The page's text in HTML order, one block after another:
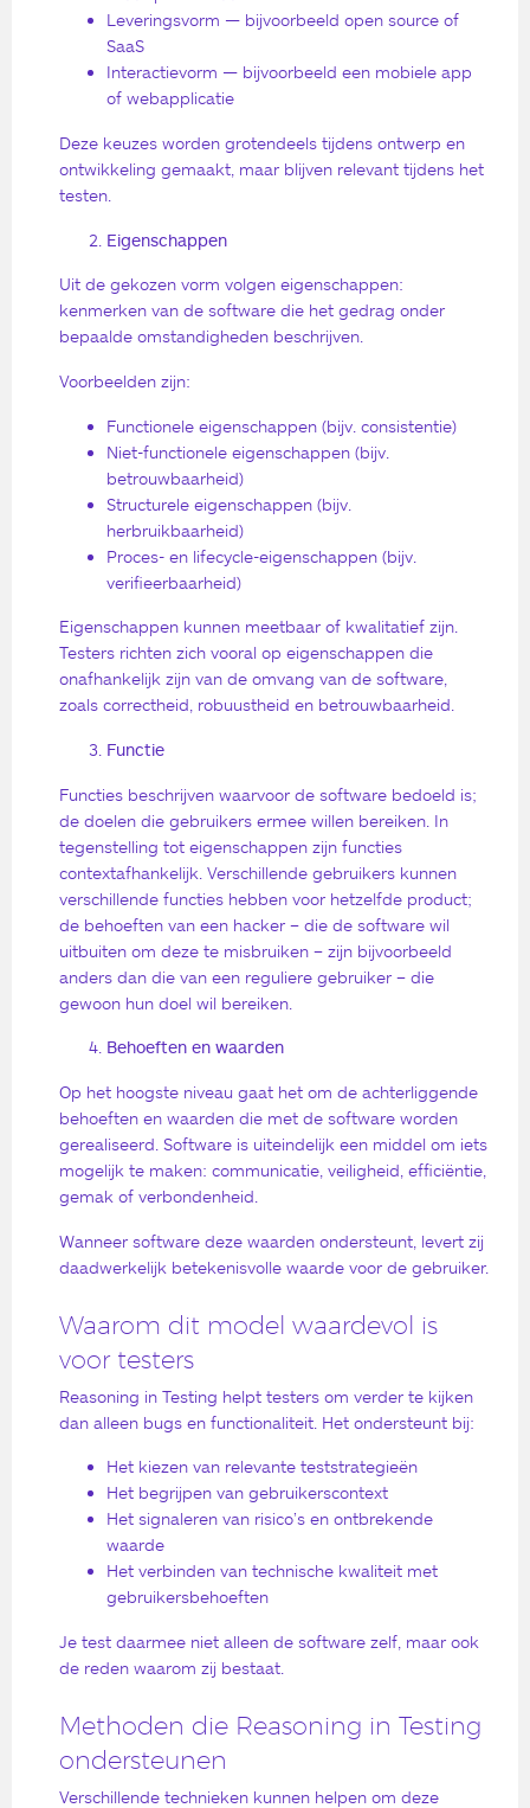
Leveringsvorm — bijvoorbeeld open source of
SaaS
Interactievorm — bijvoorbeeld een mobiele app
of webapplicatie
Deze keuzes worden grotendeels tijdens ontwerp en
ontwikkeling gemaakt, maar blijven relevant tijdens het
testen.
Eigenschappen
Uit de gekozen vorm volgen eigenschappen:
kenmerken van de software die het gedrag onder
bepaalde omstandigheden beschrijven.
Voorbeelden zijn:
Functionele eigenschappen (bijv. consistentie)
Niet-functionele eigenschappen (bijv.
betrouwbaarheid)
Structurele eigenschappen (bijv.
herbruikbaarheid)
Proces- en lifecycle-eigenschappen (bijv.
verifieerbaarheid)
Eigenschappen kunnen meetbaar of kwalitatief zijn.
Testers richten zich vooral op eigenschappen die
onafhankelijk zijn van de omvang van de software,
zoals correctheid, robuustheid en betrouwbaarheid.
Functie
Functies beschrijven waarvoor de software bedoeld is;
de doelen die gebruikers ermee willen bereiken. In
tegenstelling tot eigenschappen zijn functies
contextafhankelijk. Verschillende gebruikers kunnen
verschillende functies hebben voor hetzelfde product;
de behoeften van een hacker – die de software wil
uitbuiten om deze te misbruiken – zijn bijvoorbeeld
anders dan die van een reguliere gebruiker – die
gewoon hun doel wil bereiken.
Behoeften en waarden
Op het hoogste niveau gaat het om de achterliggende
behoeften en waarden die met de software worden
gerealiseerd. Software is uiteindelijk een middel om iets
mogelijk te maken: communicatie, veiligheid, efficiëntie,
gemak of verbondenheid.
Wanneer software deze waarden ondersteunt, levert zij
daadwerkelijk betekenisvolle waarde voor de gebruiker.
Waarom dit model waardevol is
voor testers
Reasoning in Testing helpt testers om verder te kijken
dan alleen bugs en functionaliteit. Het ondersteunt bij:
Het kiezen van relevante teststrategieën
Het begrijpen van gebruikerscontext
Het signaleren van risico’s en ontbrekende
waarde
Het verbinden van technische kwaliteit met
gebruikersbehoeften
Je test daarmee niet alleen de software zelf, maar ook
de reden waarom zij bestaat.
Methoden die Reasoning in Testing
ondersteunen
Verschillende technieken kunnen helpen om deze